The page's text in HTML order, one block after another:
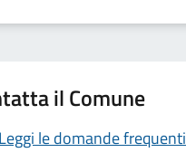
il Comune
le domande frequenti